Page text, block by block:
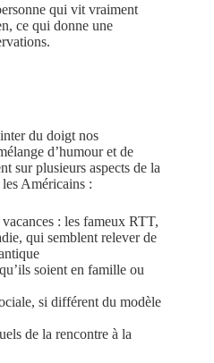
qui vit vraiment
ce qui donne une
du doigt nos
d’humour et de
sur plusieurs aspects de la
Américains :
: les fameux RTT,
qui semblent relever de
soient en famille ou
si différent du modèle
de la rencontre à la